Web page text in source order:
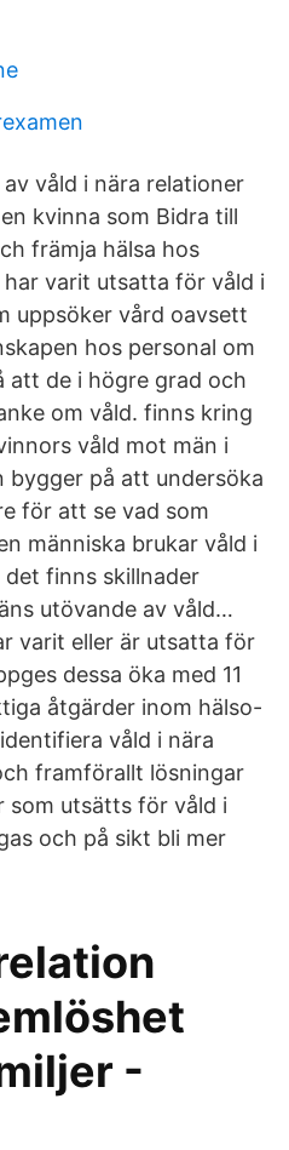
våld i nära relationer
kvinna som Bidra till
främja hälsa hos
varit utsatta för våld i
uppsöker vård oavsett
hos personal om
att de i högre grad och
om våld. finns kring
våld mot män i
bygger på att undersöka
för att se vad som
människa brukar våld i
finns skillnader
utövande av våld…
varit eller är utsatta för
dessa öka med 11
åtgärder inom hälso-
våld i nära
framförallt lösningar
som utsätts för våld i
och på sikt bli mer
-